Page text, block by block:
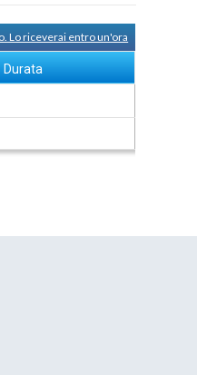
Lo riceverai entro un'ora
Durata